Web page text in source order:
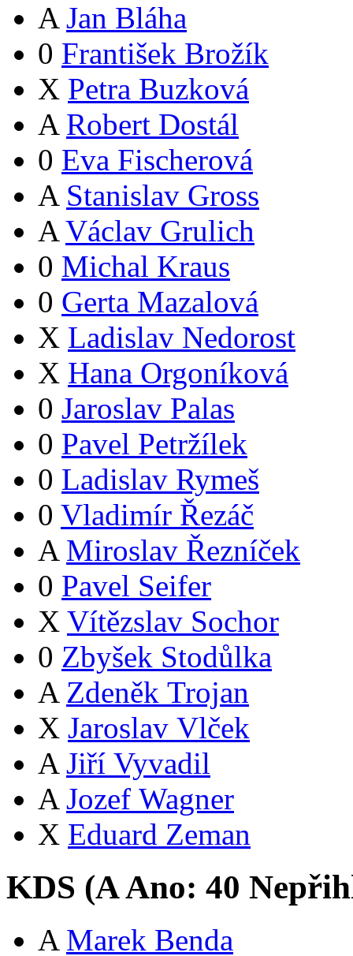
A Jan Bláha
0 František Brožík
X Petra Buzková
A Robert Dostál
0 Eva Fischerová
A Stanislav Gross
A Václav Grulich
0 Michal Kraus
0 Gerta Mazalová
X Ladislav Nedorost
X Hana Orgoníková
0 Jaroslav Palas
0 Pavel Petržílek
0 Ladislav Rymeš
0 Vladimír Řezáč
A Miroslav Řezníček
0 Pavel Seifer
X Vítězslav Sochor
0 Zbyšek Stodůlka
A Zdeněk Trojan
X Jaroslav Vlček
A Jiří Vyvadil
A Jozef Wagner
X Eduard Zeman
KDS (AAno: 40
A Marek Benda